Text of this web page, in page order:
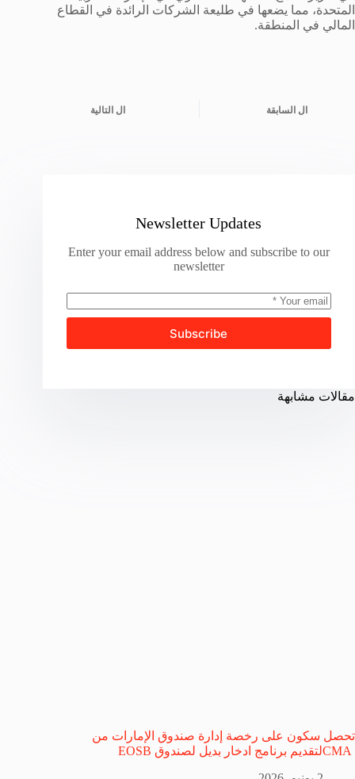
المتحدة، مما يضعها في طليعة الشركات الرائدة في القطاع
المالي في المنطقة.
ال السابقة ال التالية
Newsletter Updates
Enter your email address below and subscribe to our
newsletter
Subscribe
مقالات مشابهة
تحصل سكون على رخصة إدارة صندوق الإمارات من